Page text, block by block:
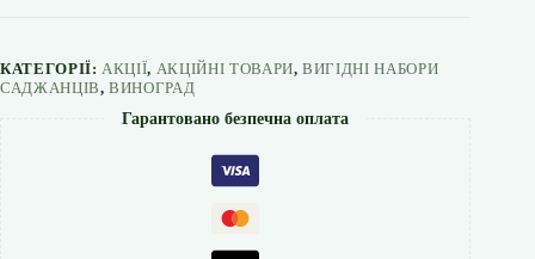
КАТЕГОРІЇ: АКЦІЇ, АКЦІЙНІ ТОВАРИ,ВИГІДНІ НАБОРИ
САДЖАНЦІВ,ВИНОГРАД
Гарантовано безпечна оплата